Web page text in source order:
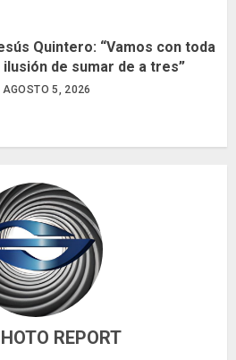
Quintero: “Vamos con toda
ilusión de sumar de a tres”
AGOSTO 5, 2026
REPORT